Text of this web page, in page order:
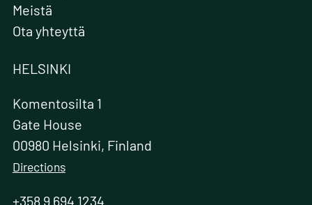
Meistä
Ota yhteyttä
HELSINKI
Komentosilta 1
Gate House
00980 Helsinki, Finland
Directions
+358 9 694 1234